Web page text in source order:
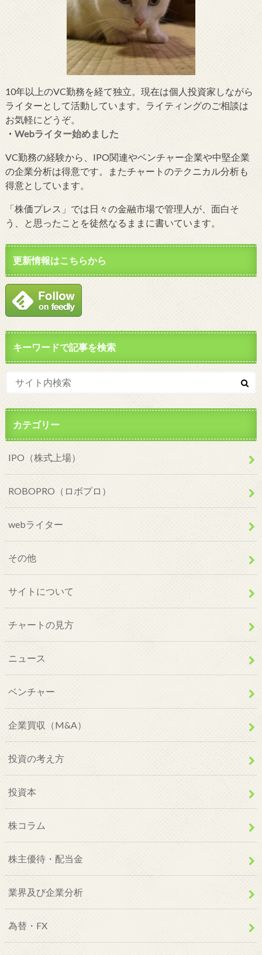
10年以上のVC勤務を経て独立。現在は個人投資家しながら
ライターとして活動しています。ライティングのご相談は
お気軽にどうぞ。
・ Webライター始めました
VC勤務の経験から、IPO関連やベンチャー企業や中堅企業
の企業分析は得意です。またチャートのテクニカル分析も
得意としています。
「株価プレス」では日々の金融市場で管理人が、面白そ
う、と思ったことを徒然なるままに書いています。
更新情報はこちらから
キーワードで記事を検索
カテゴリー
IPO（株式上場）
ROBOPRO（ロボプロ）
webライター
その他
サイトについて
チャートの見方
ニュース
ベンチャー
企業買収（M&A）
投資の考え方
投資本
株コラム
株主優待・配当金
業界及び企業分析
為替・FX